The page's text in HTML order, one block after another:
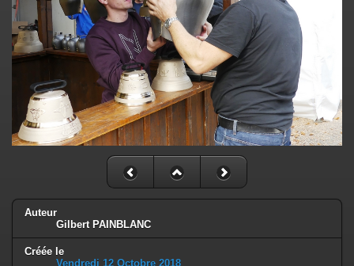
Auteur
Gilbert PAINBLANC
Créée le
Vendredi 12 Octobre 2018